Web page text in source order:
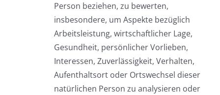
Person beziehen, zu bewerten,
insbesondere, um Aspekte bezüglich
Arbeitsleistung, wirtschaftlicher Lage,
Gesundheit, persönlicher Vorlieben,
Interessen, Zuverlässigkeit, Verhalten,
Aufenthaltsort oder Ortswechsel dieser
natürlichen Person zu analysieren oder